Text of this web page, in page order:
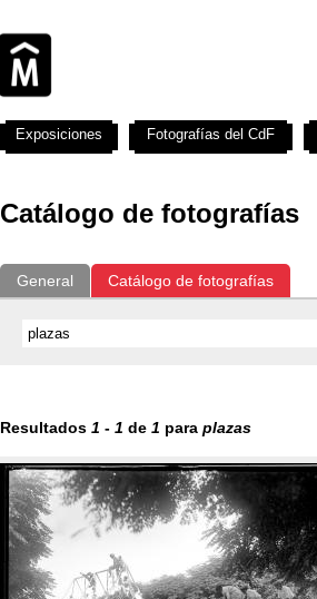
Catálogo de fotografías
General Catálogo de fotografías
Resultados 1 - 1 de 1 para plazas
Exposiciones Fotografías del CdF